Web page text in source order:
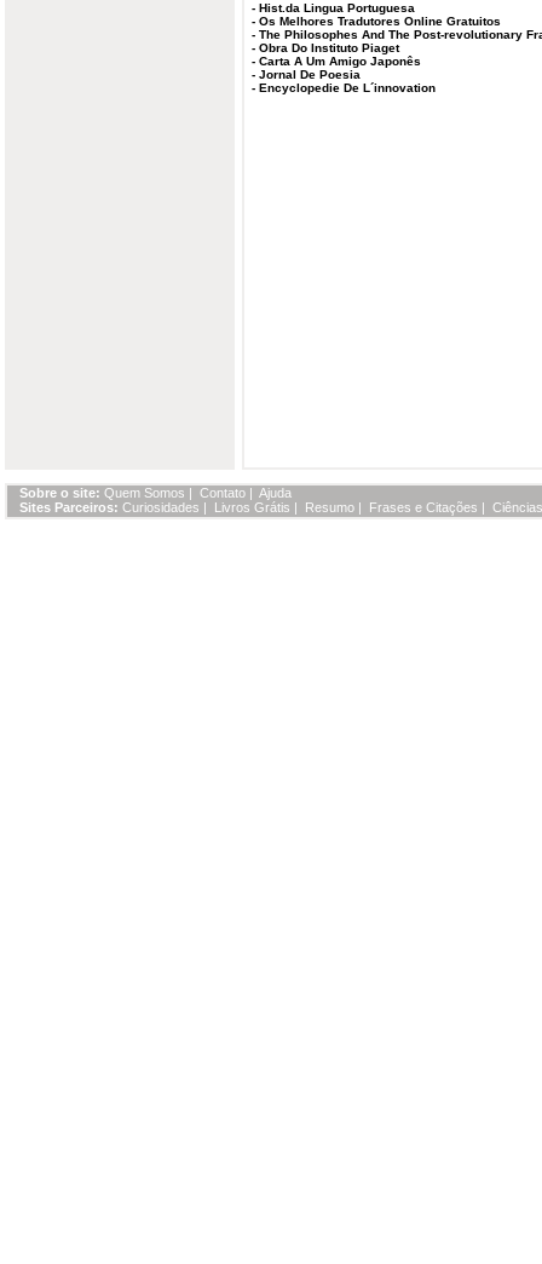
- Hist.da Lingua Portuguesa
- Os Melhores Tradutores Online Gratuitos
- The Philosophes And The Post-revolutionary
- Obra Do Instituto Piaget
- Carta A Um Amigo Japonês
- Jornal De Poesia
- Encyclopedie De L´innovation
Sobre o site: Quem Somos | Contato | Ajuda
Sites Parceiros: Curiosidades | Livros Grátis | Resumo | Frases e Citações |